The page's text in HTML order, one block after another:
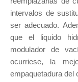
intervalos de
ser adecuado.
que el liquido
modulador de
ocurriese, la
empaquetadura del